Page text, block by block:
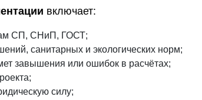
включает:
СП, СНиП, ГОСТ;
санитарных и экологических норм;
завышения или ошибок в расчётах;
силу;